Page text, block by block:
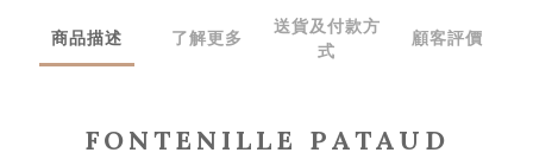
商品描述 了解更多
送貨及付款方
式
顧客評價
FONTENILLE PATAUD